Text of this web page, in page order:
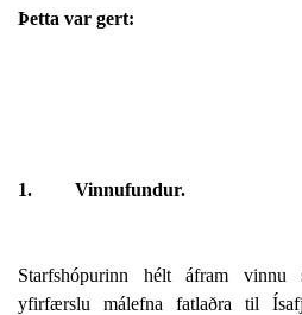
Þetta var gert:
1. Vinnufundur.
Starfshópurinn hélt áfram
yfirfærslu málefna fatlaðra til